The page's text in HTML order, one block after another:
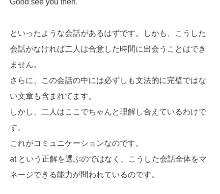
Good see you then.
といったような会話があるはずです。しかも、こうした
会話がなければ二人は合意した時間に出会うことはでき
ません。
さらに、この会話の中には必ずしも文法的に完璧ではな
い文章も含まれてます。
しかし、二人はここでちゃんと理解し合えているわけで
す。
これがコミュニケーションなのです。
at という正解を選ぶのではなく、こうした会話全体をマ
ネージできる能力が問われているのです。